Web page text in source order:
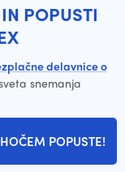
POPUSTI
delavnice o
snemanja
HOČEM POPUSTE!